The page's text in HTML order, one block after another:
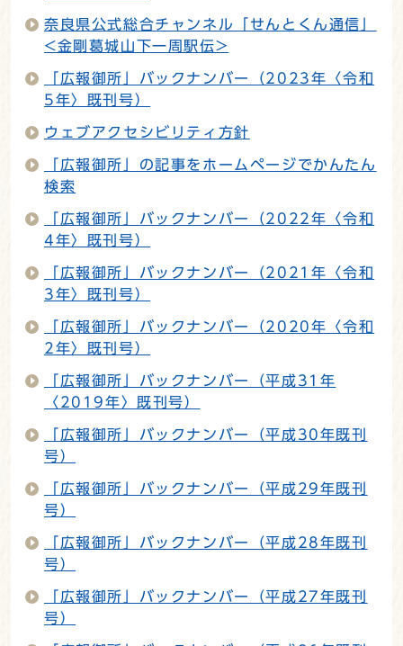
奈良県公式総合チャンネル「せんとくん通信」
<金剛葛城山下一周駅伝>
「広報御所」バックナンバー（2023年〈令和
5年〉既刊号）
ウェブアクセシビリティ方針
「広報御所」の記事をホームページでかんたん
検索
「広報御所」バックナンバー（2022年〈令和
4年〉既刊号）
「広報御所」バックナンバー（2021年〈令和
3年〉既刊号）
「広報御所」バックナンバー（2020年〈令和
2年〉既刊号）
「広報御所」バックナンバー（平成31年
〈2019年〉既刊号）
「広報御所」バックナンバー（平成30年既刊
号）
「広報御所」バックナンバー（平成29年既刊
号）
「広報御所」バックナンバー（平成28年既刊
号）
「広報御所」バックナンバー（平成27年既刊
号）